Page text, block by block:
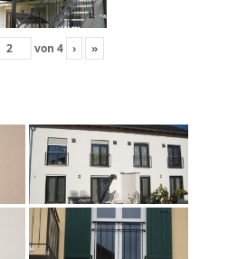
von 4 › »